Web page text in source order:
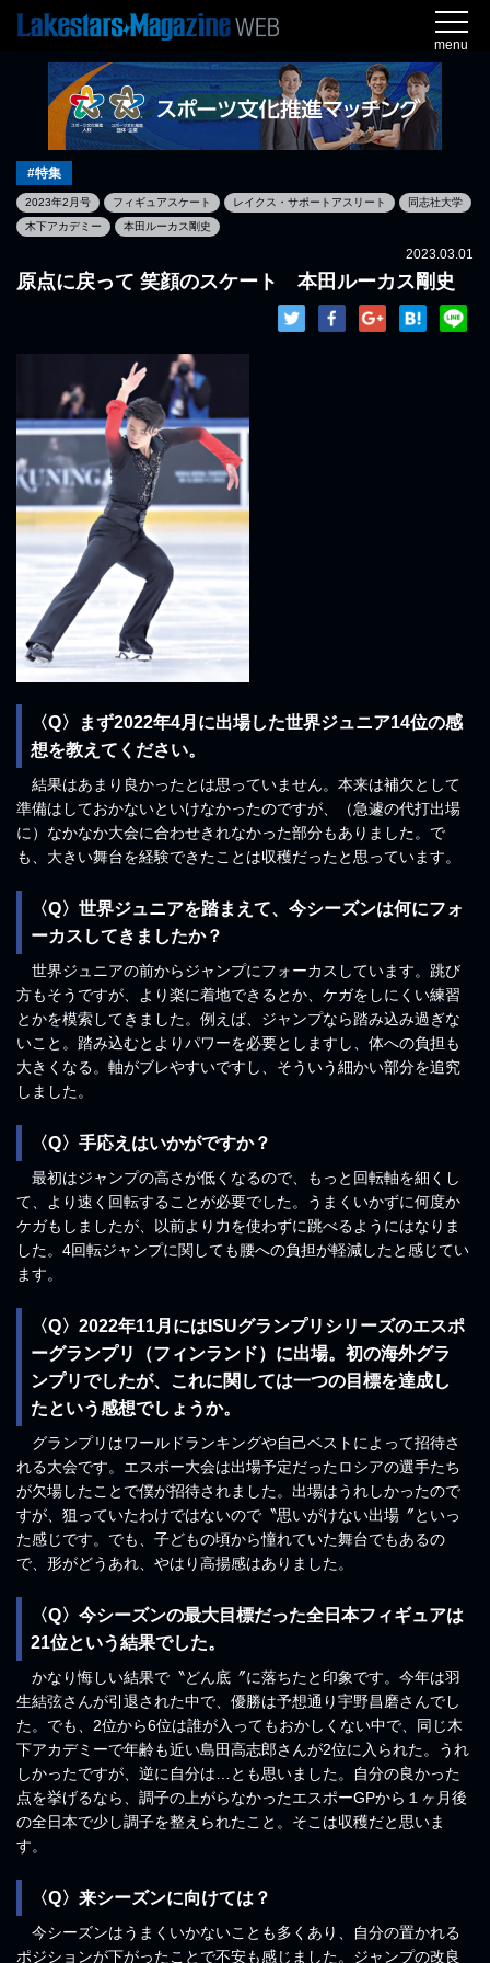
menu
#特集
2023年2月号 フィギュアスケート レイクス・サポートアスリート
同志社大学
木下アカデミー
本田ルーカス剛史
2023.03.01
原点に戻って 笑顔のスケート 本田ルーカス剛史
〈Q〉まず2022年4月に出場した世界ジュニア14位の感
想を教えてください。
結果はあまり良かったとは思っていません。本来は補欠として
準備はしておかないといけなかったのですが、（急遽の代打出場
に）なかなか大会に合わせきれなかった部分もありました。で
も、大きい舞台を経験できたことは収穫だったと思っています。
〈Q〉世界ジュニアを踏まえて、今シーズンは何にフォ
ーカスしてきましたか？
世界ジュニアの前からジャンプにフォーカスしています。跳び
方もそうですが、より楽に着地できるとか、ケガをしにくい練習
とかを模索してきました。例えば、ジャンプなら踏み込み過ぎな
いこと。踏み込むとよりパワーを必要としますし、体への負担も
大きくなる。軸がブレやすいですし、そういう細かい部分を追究
しました。
〈Q〉手応えはいかがですか？
最初はジャンプの高さが低くなるので、もっと回転軸を細くし
て、より速く回転することが必要でした。うまくいかずに何度か
ケガもしましたが、以前より力を使わずに跳べるようにはなりま
した。4回転ジャンプに関しても腰への負担が軽減したと感じてい
ます。
〈Q〉2022年11月にはISUグランプリシリーズのエスポ
ーグランプリ（フィンランド）に出場。初の海外グラ
ンプリでしたが、これに関しては一つの目標を達成し
たという感想でしょうか。
グランプリはワールドランキングや自己ベストによって招待さ
れる大会です。エスポー大会は出場予定だったロシアの選手たち
が欠場したことで僕が招待されました。出場はうれしかったので
すが、狙っていたわけではないので〝思いがけない出場〞といっ
た感じです。でも、子どもの頃から憧れていた舞台でもあるの
で、形がどうあれ、やはり高揚感はありました。
〈Q〉今シーズンの最大目標だった全日本フィギュアは
21位という結果でした。
かなり悔しい結果で〝どん底〞に落ちたと印象です。今年は羽
生結弦さんが引退された中で、優勝は予想通り宇野昌磨さんでし
た。でも、2位から6位は誰が入ってもおかしくない中で、同じ木
下アカデミーで年齢も近い島田高志郎さんが2位に入られた。うれ
しかったですが、逆に自分は…とも思いました。自分の良かった
点を挙げるなら、調子の上がらなかったエスポーGPから１ヶ月後
の全日本で少し調子を整えられたこと。そこは収穫だと思いま
す。
〈Q〉来シーズンに向けては？
今シーズンはうまくいかないことも多くあり、自分の置かれる
ポジションが下がったことで不安も感じました。ジャンプの改良